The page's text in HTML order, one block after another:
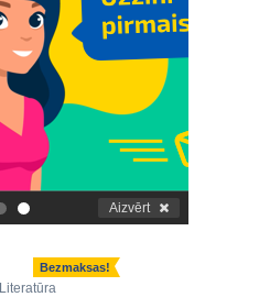
. Aizvērt
Bezmaksas!
Literatūra